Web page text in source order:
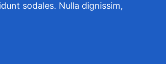
sodales. Nulla dignissim,